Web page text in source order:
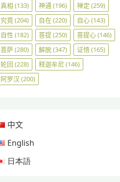
真相 (133) 神通 (196) 禅定 (259)
究竟(204) 自在(220) 自心(143)
自性 (182) 菩提(250) 菩提心(146)
菩萨(280) 解脱(347) 证悟(165)
轮回 (228) 释迦牟尼 (146)
阿罗汉 (200)
中文
English
日本語